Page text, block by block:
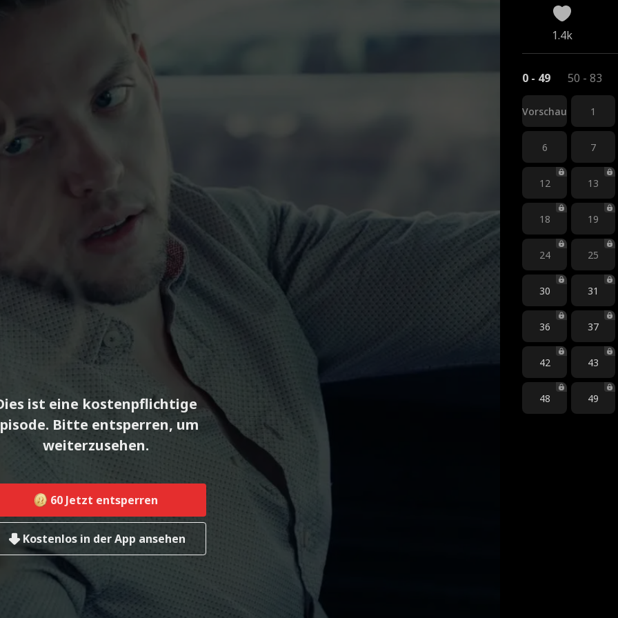
ist eine kostenpflichtige
Bitte entsperren, um
weiterzusehen.
60 Jetzt entsperren
Kostenlos in der App ansehen
1.4k
0 - 49 50 - 83
Vorschau 1
6 7
12 13
18 19
24 25
30 31
36 37
42 43
48 49